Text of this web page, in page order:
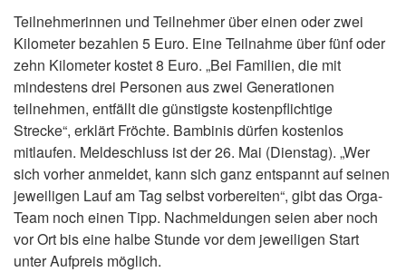
Teilnehmerinnen und Teilnehmer über einen oder zwei
Kilometer bezahlen 5 Euro. Eine Teilnahme über fünf oder
zehn Kilometer kostet 8 Euro. „Bei Familien, die mit
mindestens drei Personen aus zwei Generationen
teilnehmen, entfällt die günstigste kostenpflichtige
Strecke“, erklärt Fröchte. Bambinis dürfen kostenlos
mitlaufen. Meldeschluss ist der 26. Mai (Dienstag). „Wer
sich vorher anmeldet, kann sich ganz entspannt auf seinen
jeweiligen Lauf am Tag selbst vorbereiten“, gibt das Orga-
Team noch einen Tipp. Nachmeldungen seien aber noch
vor Ort bis eine halbe Stunde vor dem jeweiligen Start
unter Aufpreis möglich.